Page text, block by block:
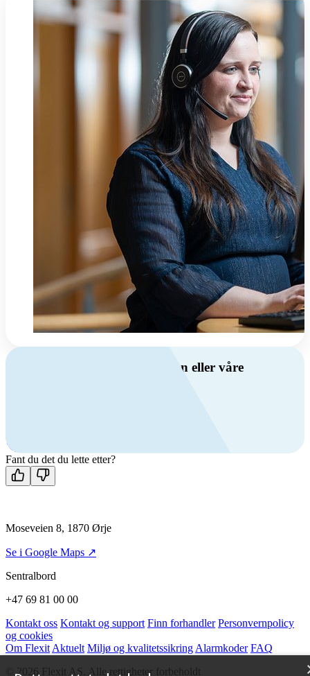
Har du spørsmål om ventilasjon eller våre
Kontakt oss
Fant du det du lette etter?
Moseveien 8, 1870 Ørje
Se i Google Maps ↗
Sentralbord
+47 69 81 00 00
Kontakt oss Kontakt og support Finn forhandler Personvernpolicy
og cookies
Om Flexit Aktuelt Miljø og kvalitetssikring Alarmkoder FAQ
© 2026 Flexit AS. Alle rettigheter forbeholdt